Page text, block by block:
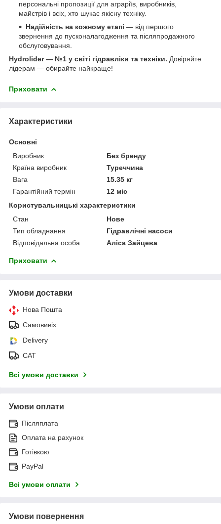
персональні пропозиції для аграріїв, виробників,
майстрів і всіх, хто шукає якісну техніку.
Надійність на кожному етапі — від першого
звернення до пусконалагодження та післяпродажного
обслуговування.
Hydrolider — №1 у світі гідравліки та техніки. Довіряйте
лідерам — обирайте найкраще!
Приховати
Характеристики
Основні
Виробник
Без бренду
Країна виробник
Туреччина
Вага
15.35 кг
Гарантійний термін
12 міс
Користувальницькі характеристики
Стан
Нове
Тип обладнання
Гідравлічні насоси
Відповідальна особа
Аліса Зайцева
Приховати
Умови доставки
Нова Пошта
Самовивіз
Delivery
САТ
Всі умови доставки
Умови оплати
Післяплата
Оплата на рахунок
Готівкою
PayPal
Всі умови оплати
Умови повернення